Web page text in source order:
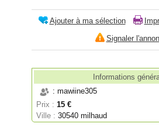
Ajouter à ma sélection
Signaler
Informations
: mawiine305
Prix : 15 €
Ville :30540 milhaud